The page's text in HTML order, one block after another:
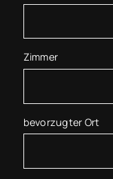
Zimmer
bevorzugter Ort